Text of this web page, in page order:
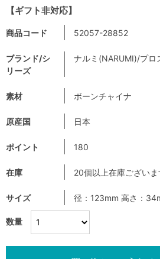
【ギフト非対応】
数量
商品コード 52057-28852
ブランド/シ
リーズ
ナルミ(NARUMI)/プロ
素材 ボーンチャイナ
原産国 日本
ポイント 180
在庫 20個以上在庫ございま
サイズ 径：123mm 高さ：